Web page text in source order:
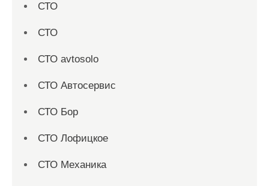
СТО
СТО
СТО avtosolo
СТО Автосервис
СТО Бор
СТО Лофицкое
СТО Механика